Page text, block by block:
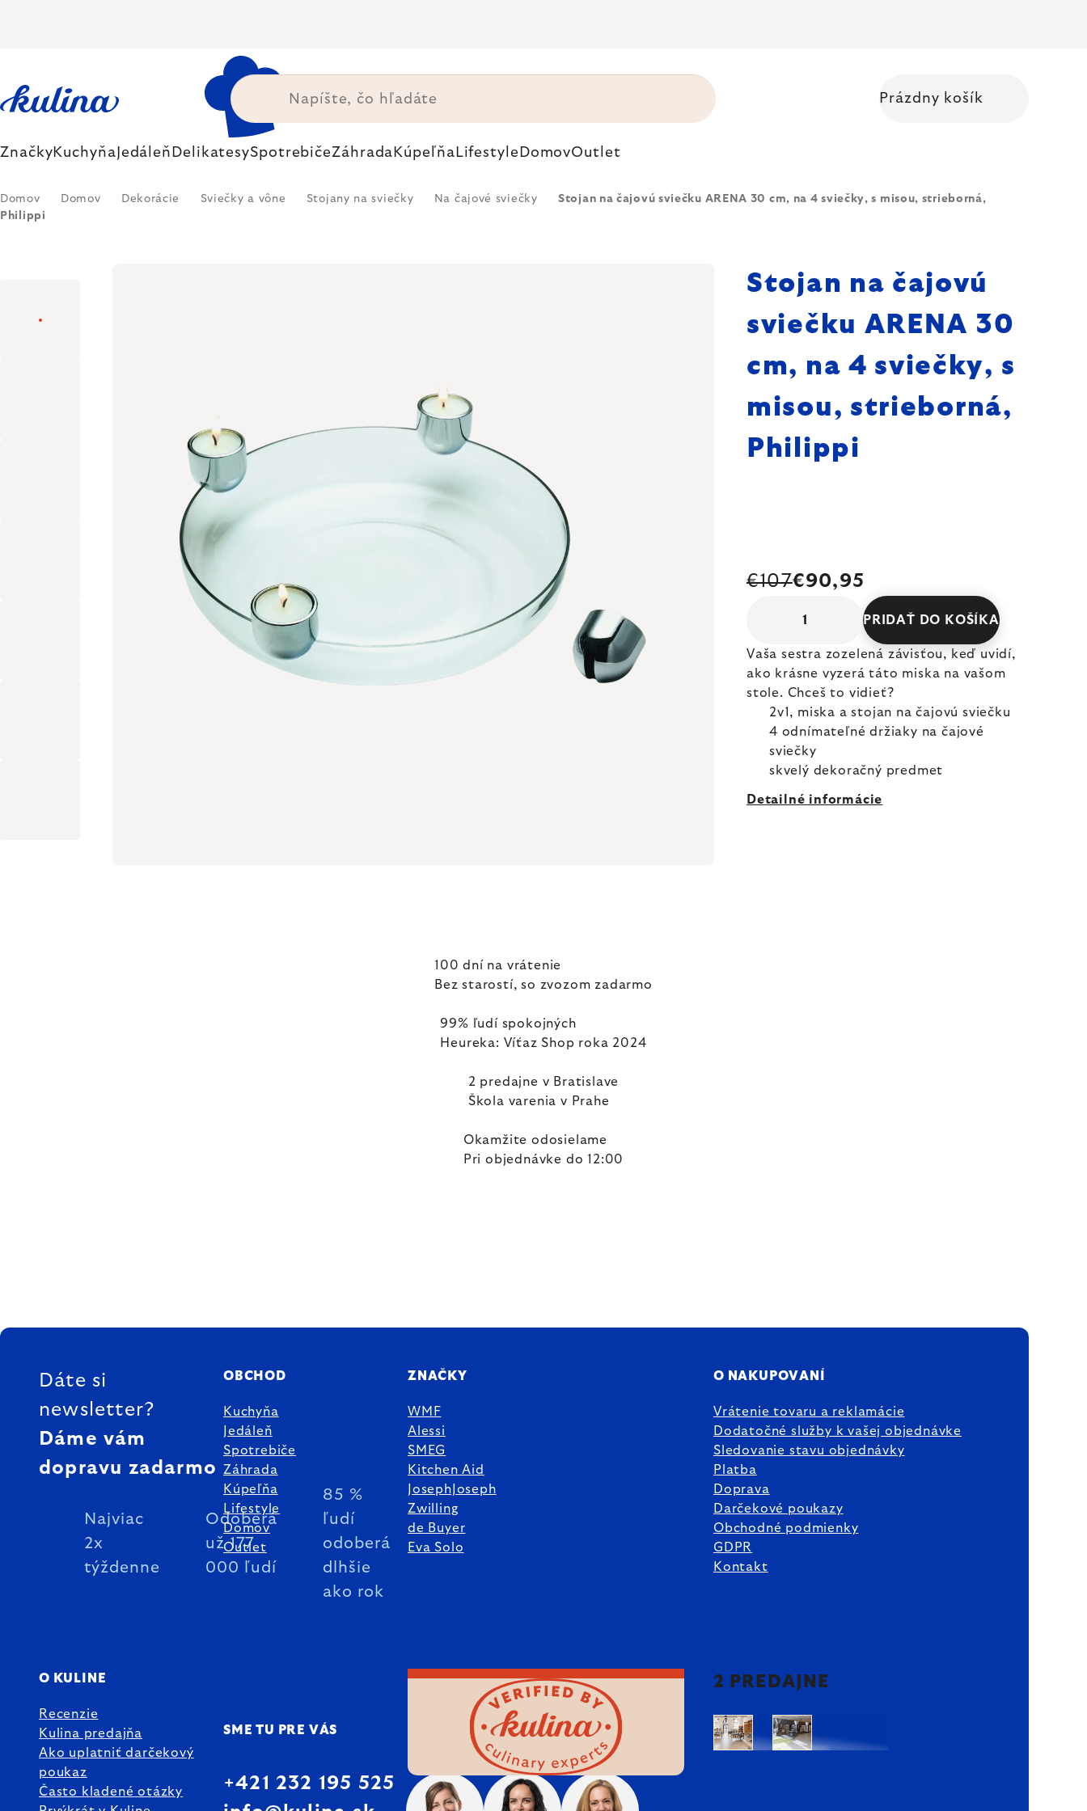
Prázdny košík
ZnačkyKuchyňa Jedáleň DelikatesySpotrebičeZáhrada Kúpeľňa Lifestyle DomovOutlet
Domov Domov Dekorácie Sviečky a vône Stojany na sviečky Na čajové sviečky
Stojan na čajovú sviečku ARENA 30 cm, na 4 sviečky, s misou, strieborná,
Philippi
Stojan na čajovú
sviečku ARENA 30
cm, na 4 sviečky, s
misou, strieborná,
Philippi
€107€90,95
PRIDAŤ DO KOŠÍKA
Vaša sestra zozelená závisťou, keď uvidí,
ako krásne vyzerá táto miska na vašom
stole. Chceš to vidieť?
2v1, miska a stojan na čajovú sviečku
4 odnímateľné držiaky na čajové
sviečky
skvelý dekoračný predmet
Detailné informácie
100 dní na vrátenie
Bez starostí, so zvozom zadarmo
99% ľudí spokojných
Heureka: Víťaz Shop roka 2024
2 predajne v Bratislave
Škola varenia v Prahe
Okamžite odosielame
Pri objednávke do 12:00
ZÁPÄTIE
Dáte si
newsletter?
Dáme vám
dopravu zadarmo
Najviac
2x
týždenne
Odoberá
už 177
000 ľudí
85 %
ľudí
odoberá
dlhšie
ako rok
OBCHOD
Kuchyňa
Jedáleň
Spotrebiče
Záhrada
Kúpeľňa
Lifestyle
Domov
Outlet
ZNAČKY
WMF
Alessi
SMEG
Kitchen Aid
JosephJoseph
Zwilling
de Buyer
Eva Solo
O NAKUPOVANÍ
Vrátenie tovaru a reklamácie
Dodatočné služby k vašej objednávke
Sledovanie stavu objednávky
Platba
Doprava
Darčekové poukazy
Obchodné podmienky
GDPR
Kontakt
O KULINE
Recenzie
Kulina predajňa
Ako uplatniť darčekový
poukaz
Často kladené otázky
SME TU PRE VÁS
+421 232 195 525
2 PREDAJNE